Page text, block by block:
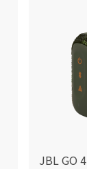
JBL GO